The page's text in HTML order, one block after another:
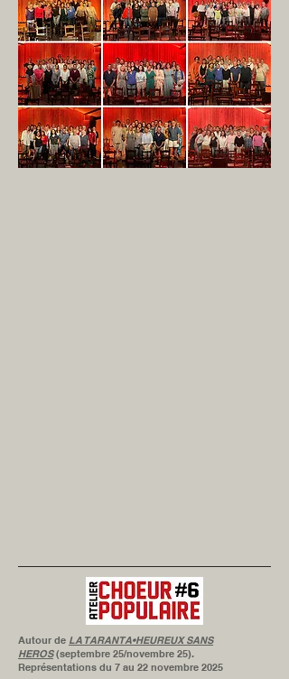
Autour de LA TARANTA•HEUREUX SANS
HEROS(septembre 25/novembre 25).
Représentations du 7 au 22 novembre 2025